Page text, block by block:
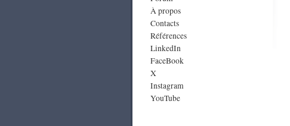
À propos
Contacts
Références
LinkedIn
FaceBook
X
Instagram
YouTube